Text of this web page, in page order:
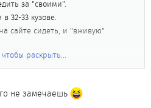
за "своими".
32-33 кузове.
сайте сидеть, и "вживую"
машин.
машина, у меня когда-то
раскрыть...
не замечаешь